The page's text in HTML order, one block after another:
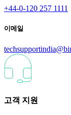
+44-0-120 257 1111
이메일
고객 지원